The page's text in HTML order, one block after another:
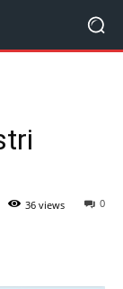
0
36 views